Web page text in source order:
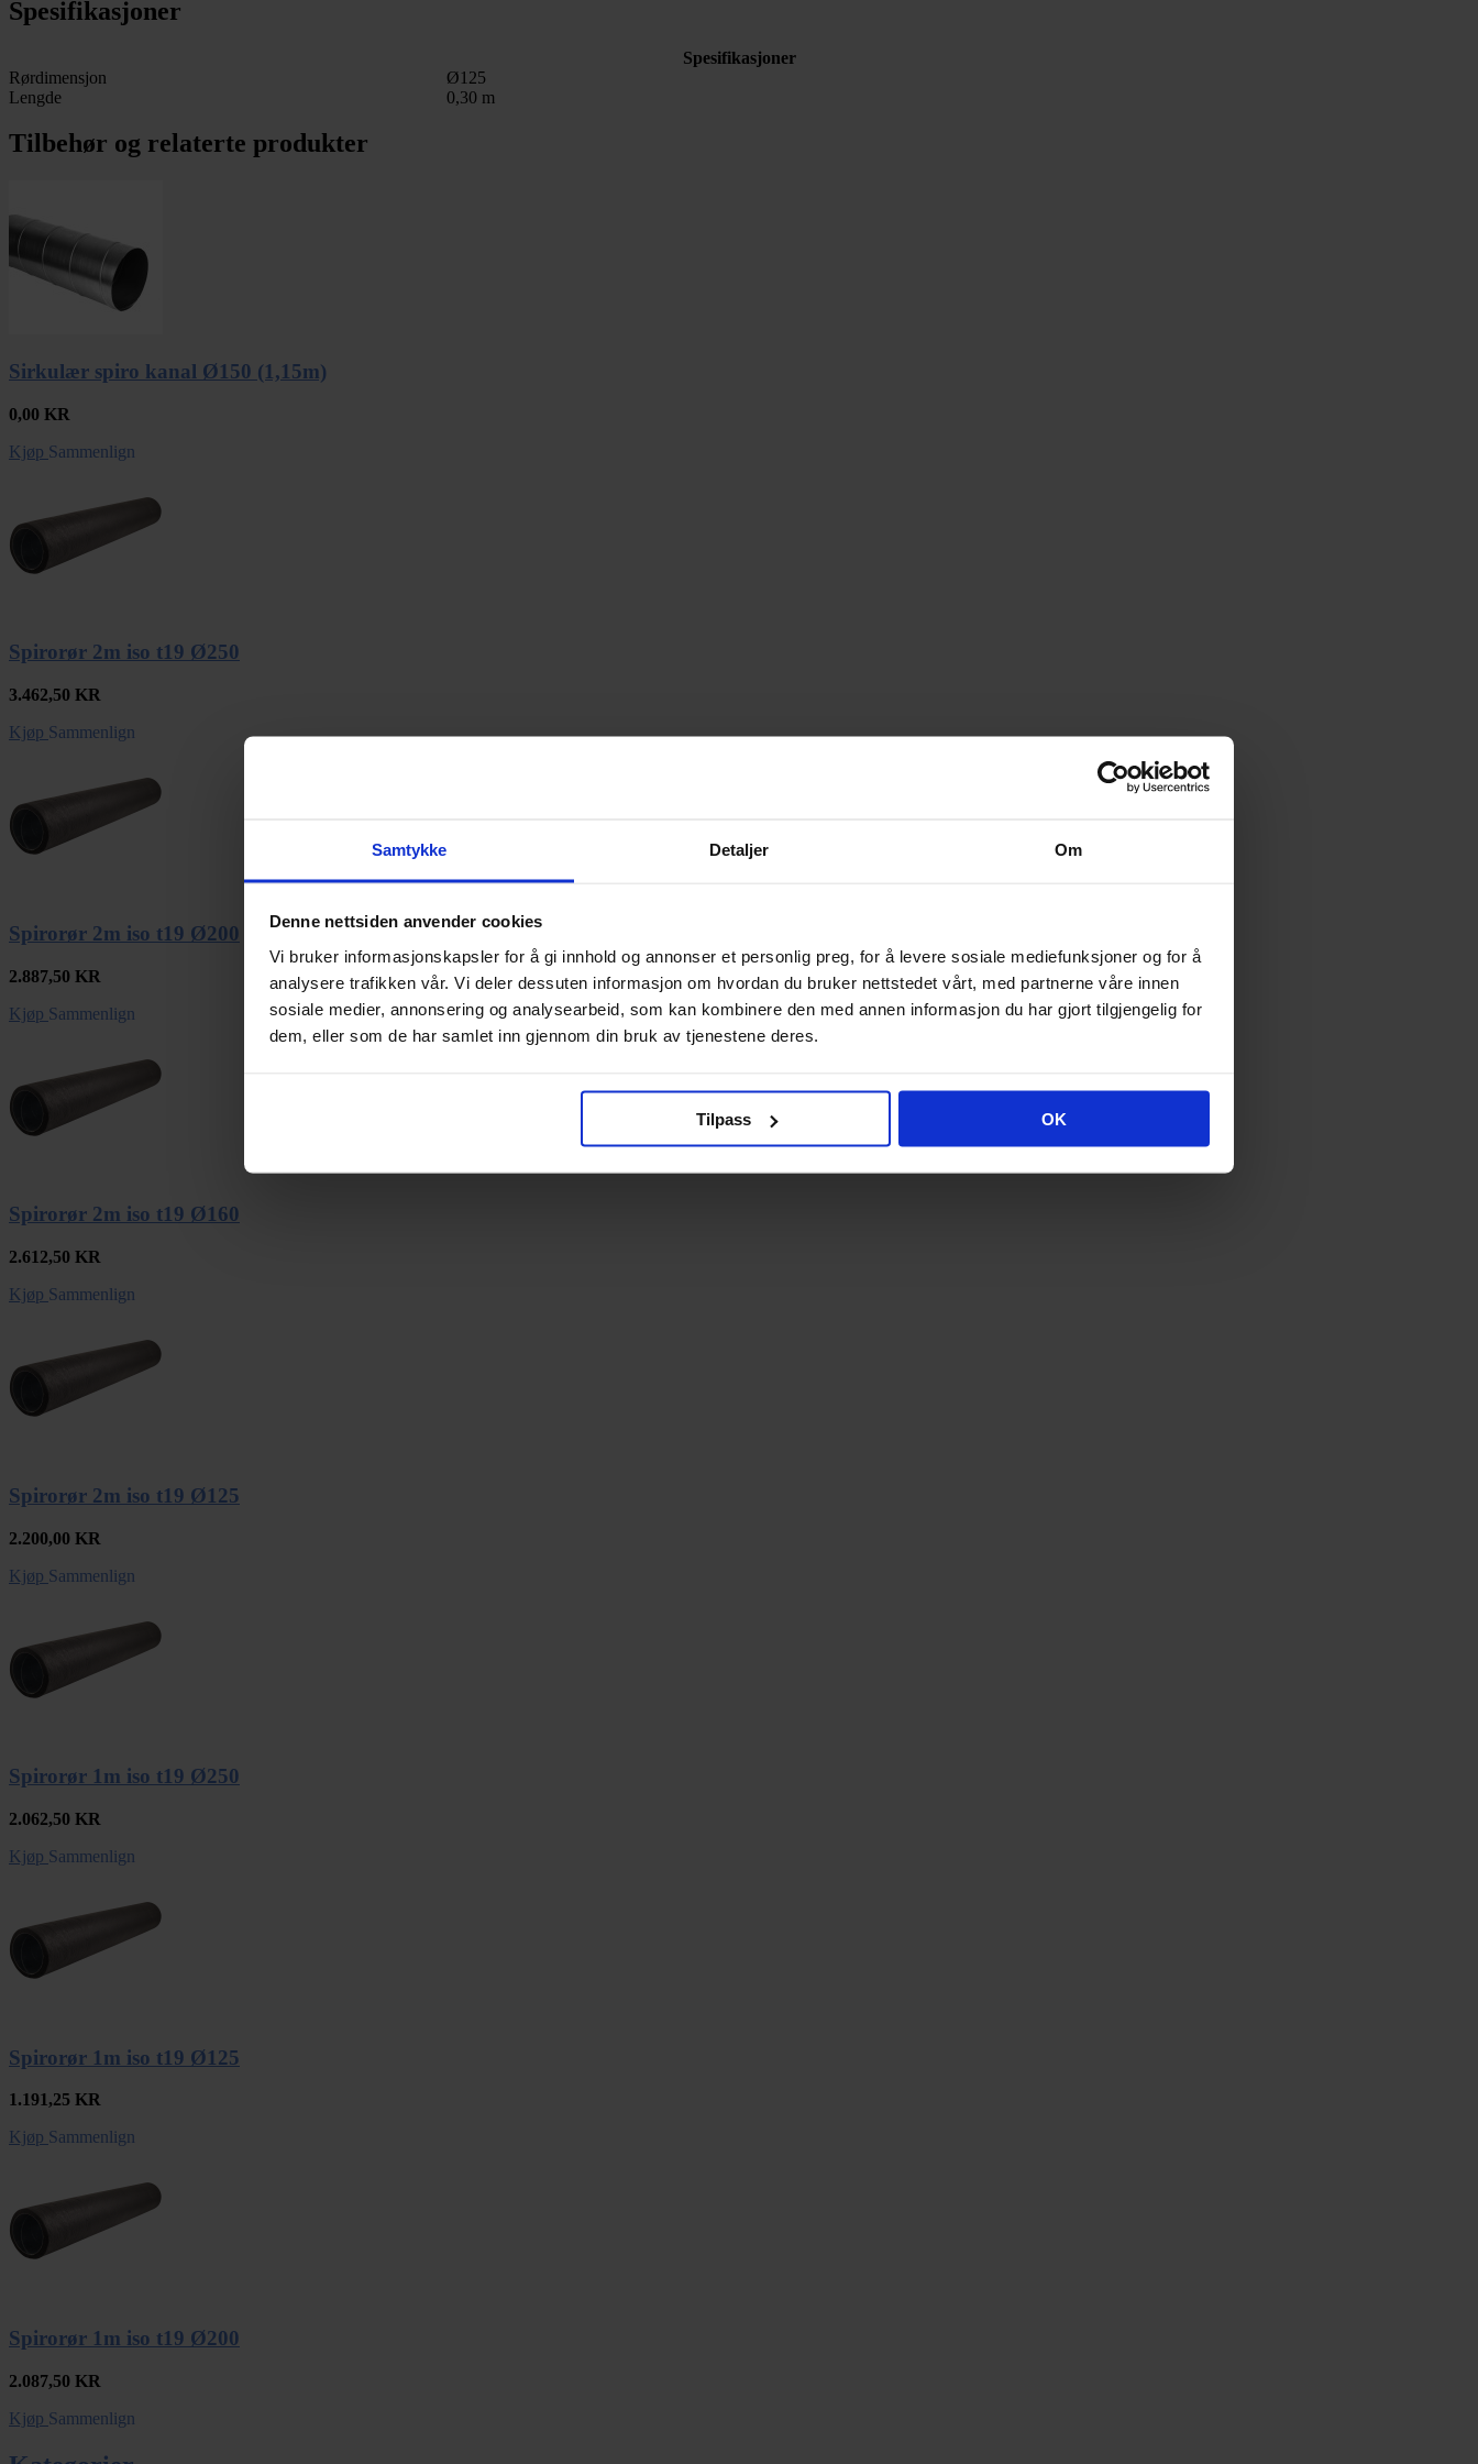
Samtykke Detaljer Om
Denne nettsiden anvender cookies
Vi bruker informasjonskapsler for å gi innhold og annonser et personlig preg, for å levere sosiale mediefunksjoner og for å
analysere trafikken vår. Vi deler dessuten informasjon om hvordan du bruker nettstedet vårt, med partnerne våre innen
sosiale medier, annonsering og analysearbeid, som kan kombinere den med annen informasjon du har gjort tilgjengelig for
dem, eller som de har samlet inn gjennom din bruk av tjenestene deres.
Tilpass OK
Spesifikasjoner
Spesifikasjoner
Rørdimensjon
Ø125
Lengde
0,30 m
Tilbehør og relaterte produkter
Sirkulær spiro kanal Ø150 (1,15m)
0,00 KR
Kjøp Sammenlign
Spirorør 2m iso t19 Ø250
3.462,50 KR
Kjøp Sammenlign
Spirorør 2m iso t19 Ø200
2.887,50 KR
Kjøp Sammenlign
Spirorør 2m iso t19 Ø160
2.612,50 KR
Kjøp Sammenlign
Spirorør 2m iso t19 Ø125
2.200,00 KR
Kjøp Sammenlign
Spirorør 1m iso t19 Ø250
2.062,50 KR
Kjøp Sammenlign
Spirorør 1m iso t19 Ø125
1.191,25 KR
Kjøp Sammenlign
Spirorør 1m iso t19 Ø200
2.087,50 KR
Kjøp Sammenlign